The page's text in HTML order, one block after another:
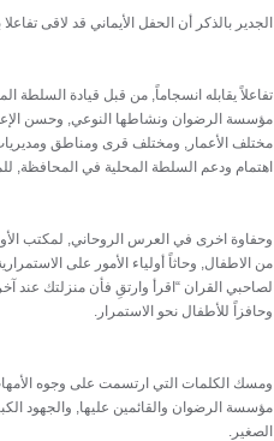
الجدير بالذكر أن الحفل الأيماني قد لاقى
تفاعلاً يقابله انسجاماً, من قبل قيادة السلطة
مؤسسة الرضوان ونشاطها النوعي, وحسن
مختلف الأعمار, ومختلف قرى ومناطق
اهتمام ودعم السلطة المحلية في المحافظة,
وحفاوة اخرى في العرس الروحاني, لمكتب
من الاطفال, وحاثاً أولياء الأمور على
لصاحبي القران “اقرأ وارتقِ فأن منزلتك عند
وحافزاً للأطفال نحو الاستمرار.
ومسك الكلمات التي ارتسمت على وجوه
مؤسسة الرضوان والقائمين عليها, والجهود
الصغير.